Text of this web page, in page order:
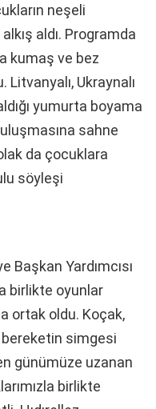
neşeli
aldı. Programda
kumaş ve bez
Ukraynalı
yumurta boyama
sahne
da çocuklara
söyleşi
Başkan Yardımcısı
birlikte oyunlar
ortak oldu. Koçak,
bereketin simgesi
günümüze uzanan
birlikte